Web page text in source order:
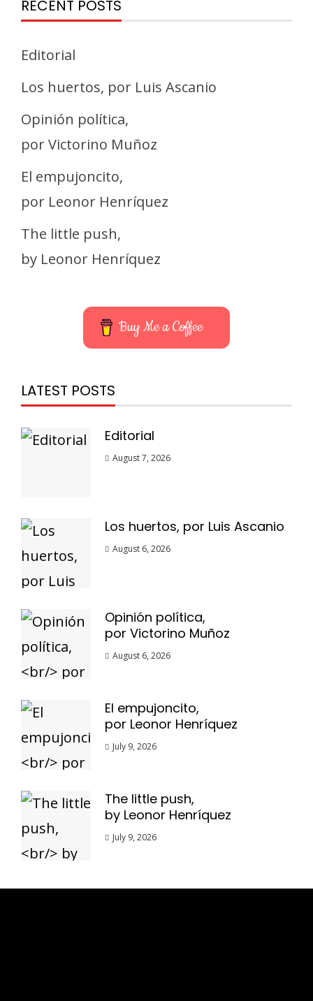
RECENT POSTS
Editorial
Los huertos, por Luis Ascanio
Opinión política,
por Victorino Muñoz
El empujoncito,
por Leonor Henríquez
The little push,
by Leonor Henríquez
Buy Me a Coffee
LATEST POSTS
Editorial
August 7, 2026
Los huertos, por Luis Ascanio
August 6, 2026
Opinión política,
por Victorino Muñoz
August 6, 2026
El empujoncito,
por Leonor Henríquez
July 9, 2026
The little push,
by Leonor Henríquez
July 9, 2026